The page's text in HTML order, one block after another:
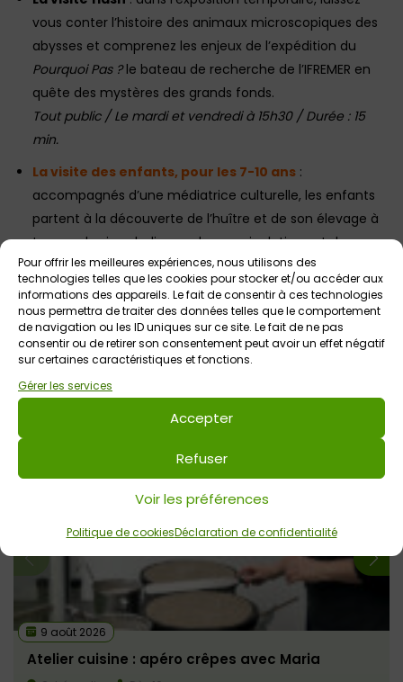
Pour offrir les meilleures expériences, nous utilisons des
technologies telles que les cookies pour stocker et/ou accéder aux
informations des appareils. Le fait de consentir à ces technologies
nous permettra de traiter des données telles que le comportement
de navigation ou les ID uniques sur ce site. Le fait de ne pas
consentir ou de retirer son consentement peut avoir un effet négatif
sur certaines caractéristiques et fonctions.
Gérer les services
Accepter
Refuser
Voir les préférences
Politique de cookiesDéclaration de confidentialité
vous conter l’histoire des animaux microscopiques des
abysses et comprenez les enjeux de l’expédition du
Pourquoi Pas ?le bateau de recherche de l’IFREMER en
quête des mystères des grands fonds.
Tout public / Le mardi et vendredi à 15h30 / Durée : 15
min.
La visite des enfants, pour les 7-10 ans :
accompagnés d’une médiatrice culturelle, les enfants
partent à la découverte de l’huître et de son élevage à
travers des jeux ludiques, des manipulations et des
moments d’exploration. Une expérience originale et
interactive pour apprendre en s’amusant !
Le mercredi à 10h / Durée : 45 min. / Tarif : 5€ par enfant
Informations complémentaires : contact@ostreapolis.bzh /
02 21 02 56 71
Autres événements
9 août 2026
Atelier cuisine : apéro crêpes avec Maria